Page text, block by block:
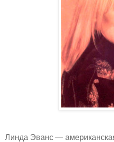
Линда Эванс —